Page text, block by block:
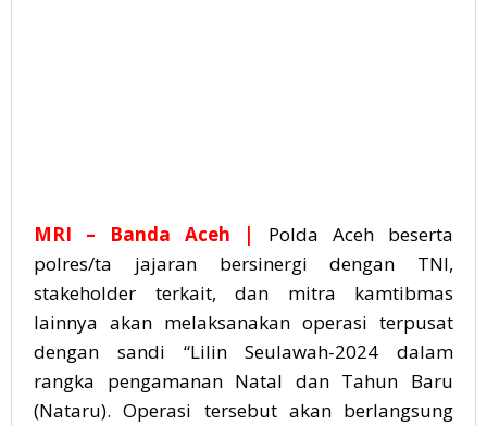
MRI – Banda Aceh |
Polda Aceh beserta
polres/ta jajaran bersinergi dengan TNI,
stakeholder terkait, dan mitra kamtibmas
lainnya akan melaksanakan operasi terpusat
dengan sandi “Lilin Seulawah-2024 dalam
rangka pengamanan Natal dan Tahun Baru
(Nataru). Operasi tersebut akan berlangsung